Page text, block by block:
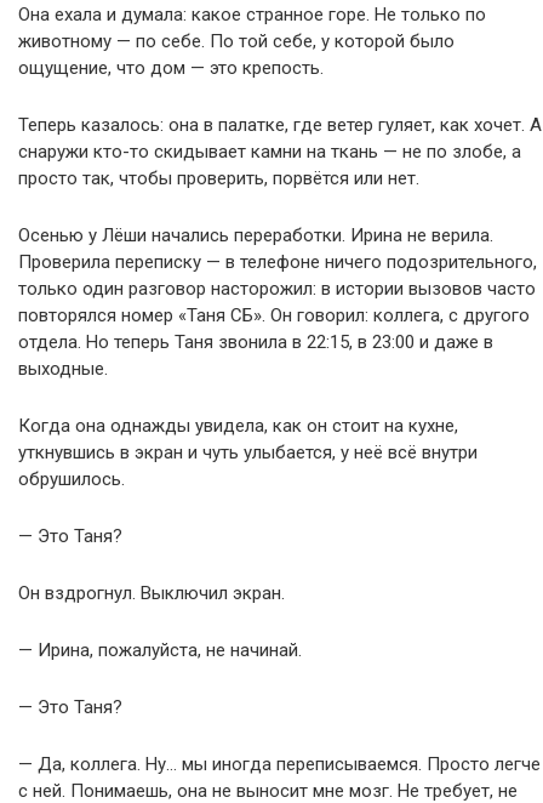
Она ехала и думала: какое странное горе. Не только по
животному — по себе. По той себе, у которой было
ощущение, что дом — это крепость.
Теперь казалось: она в палатке, где ветер гуляет, как хочет. А
снаружи кто-то скидывает камни на ткань — не по злобе, а
просто так, чтобы проверить, порвётся или нет.
Осенью у Лёши начались переработки. Ирина не верила.
Проверила переписку — в телефоне ничего подозрительного,
только один разговор насторожил: в истории вызовов часто
повторялся номер «Таня СБ». Он говорил: коллега, с другого
отдела. Но теперь Таня звонила в 22:15, в 23:00 и даже в
выходные.
Когда она однажды увидела, как он стоит на кухне,
уткнувшись в экран и чуть улыбается, у неё всё внутри
обрушилось.
— Это Таня?
Он вздрогнул. Выключил экран.
— Ирина, пожалуйста, не начинай.
— Это Таня?
— Да, коллега. Ну… мы иногда переписываемся. Просто легче
с ней. Понимаешь, она не выносит мне мозг. Не требует, не